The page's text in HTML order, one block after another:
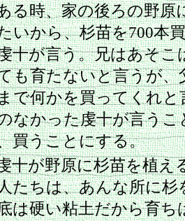
時、家の後ろの野原
いから、杉苗を700本
十が言う。兄はあそこ
も育たないと言うが、
で何かを買ってくれと
なかった虔十が言うこ
買うことにする。
が野原に杉苗を植え
たちは、あんな所に杉
は硬い粘土だから育ち